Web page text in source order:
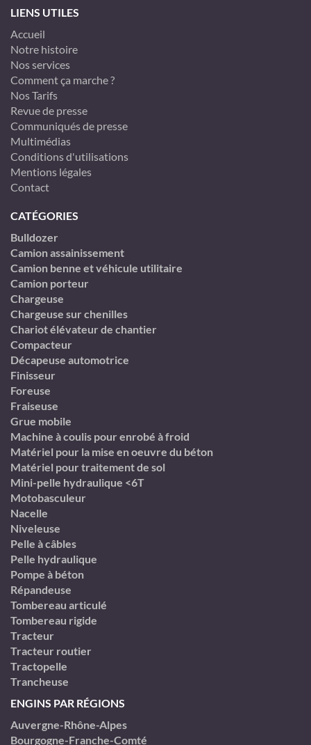
LIENS UTILES
Accueil
Notre histoire
Nos services
Comment ça marche ?
Nos Tarifs
Revue de presse
Communiqués de presse
Multimédias
Conditions d'utilisations
Mentions légales
Contact
CATÉGORIES
Bulldozer
Camion assainissement
Camion benne et véhicule utilitaire
Camion porteur
Chargeuse
Chargeuse sur chenilles
Chariot élévateur de chantier
Compacteur
Décapeuse automotrice
Finisseur
Foreuse
Fraiseuse
Grue mobile
Machine à coulis pour enrobé à froid
Matériel pour la mise en oeuvre du béton
Matériel pour traitement de sol
Mini-pelle hydraulique <6T
Motobasculeur
Nacelle
Niveleuse
Pelle à câbles
Pelle hydraulique
Pompe à béton
Répandeuse
Tombereau articulé
Tombereau rigide
Tracteur
Tracteur routier
Tractopelle
Trancheuse
ENGINS PAR RÉGIONS
Auvergne-Rhône-Alpes
Bourgogne-Franche-Comté